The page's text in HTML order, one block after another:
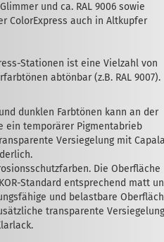
und ca. RAL 9006 sowie
ColorExpress auch in Altkupfer
Stationen ist eine Vielzahl von
abtönbar (z.B. RAL 9007).
dunklen Farb­tönen kann an der
ein temporärer Pigmentabrieb
Versiegelung mit
Die Oberfläche
Standard entsprechend matt
und belastbare
transparente Versiegelung